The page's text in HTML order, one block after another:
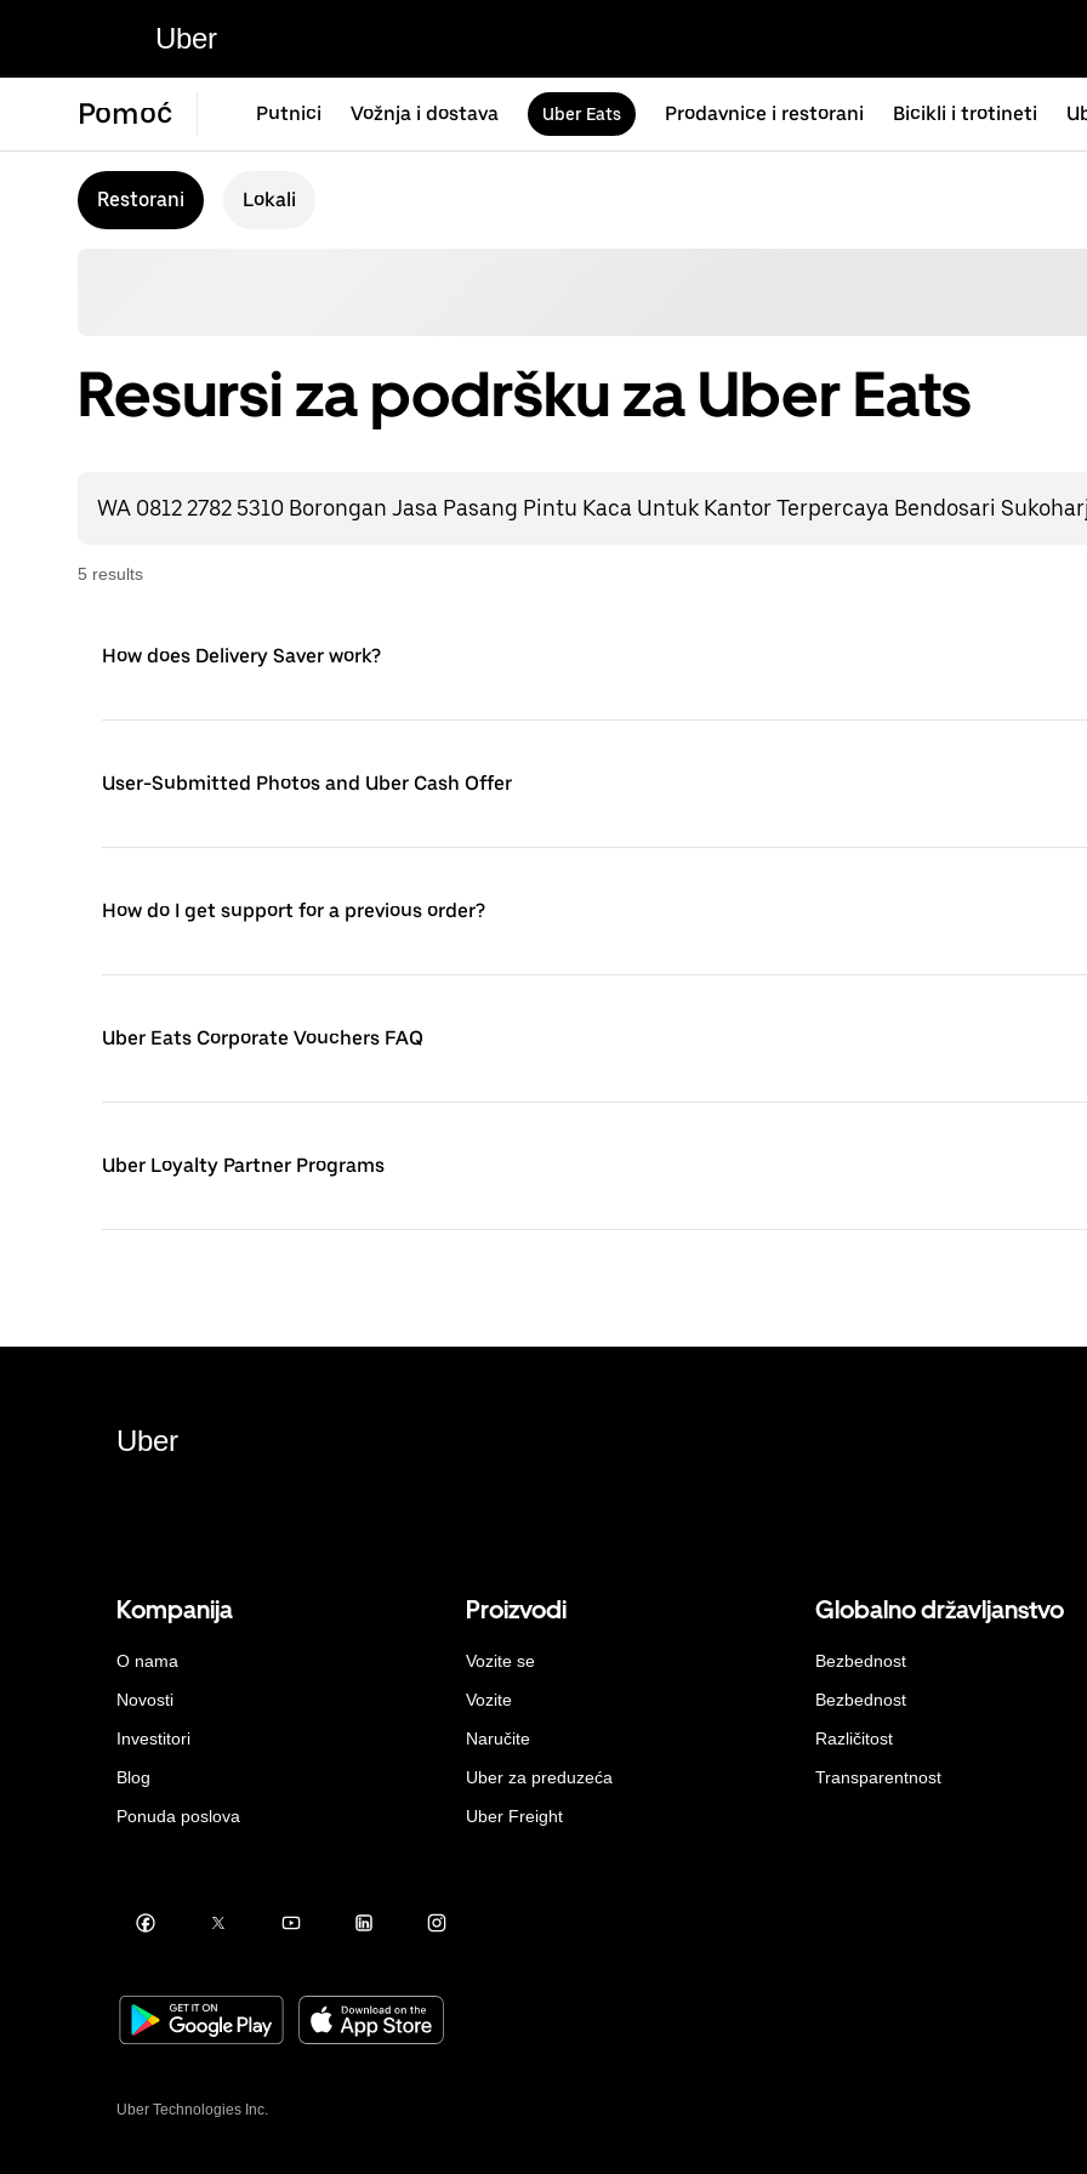
Uber
Pomoć Putnici Vožnja i dostava Uber Eats Prodavnice i restorani Bicikli i trotineti
Restorani Lokali
Resursi za podršku za Uber Eats
5 results
How does Delivery Saver work?
User-Submitted Photos and Uber Cash Offer
How do I get support for a previous order?
Uber Eats Corporate Vouchers FAQ
Uber Loyalty Partner Programs
Uber
Kompanija
O nama
Novosti
Investitori
Blog
Ponuda poslova
Proizvodi
Vozite se
Vozite
Naručite
Uber za preduzeća
Uber Freight
Globalno državljanstvo
Bezbednost
Bezbednost
Različitost
Transparentnost
Uber Technologies Inc.